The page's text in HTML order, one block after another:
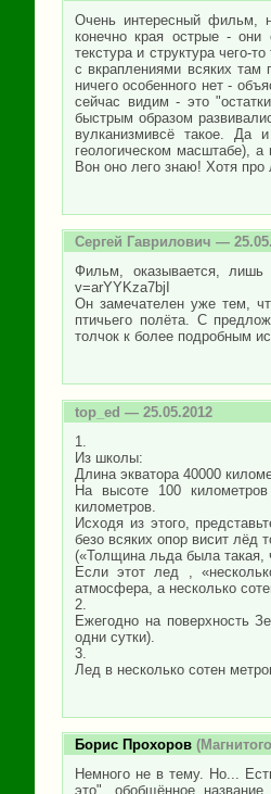
Очень интересный фильм,
конечно края острые -
текстура и структура чего-
с вкраплениями всяких там
ничего особенного нет -
сейчас видим - это
быстрым образом
вулканизмивсё такое. Да
геологическом масштабе),
Вон оно лего знаю! Хотя про
Сергей Гаврилович —
Фильм, оказывается, лишь
v=arYYKza7bjI
Он замечателен уже тем,
птичьего полёта. С
толчок к более подробным
top_ed — 25.05.2012
1.
Из школы:
Длина экватора 40000
На высоте 100
километров.
Исходя из этого,
безо всяких опор висит лёд
(«Толщина льда была такая,
Если этот лед ,
атмосфера, а несколько
2.
Ежегодно на поверхность
одни сутки).
3.
Лед в несколько сотен
Борис Прохоров
Немного не в тему. Но...
это"...обобщённое